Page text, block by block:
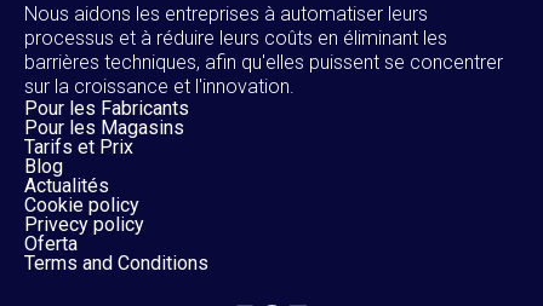
Nous aidons les entreprises à automatiser leurs
processus et à réduire leurs coûts en éliminant les
barrières techniques, afin qu'elles puissent se concentrer
sur la croissance et l'innovation.
Pour les Fabricants
Pour les Magasins
Tarifs et Prix
Blog
Actualités
Cookie policy
Privecy policy
Oferta
Terms and Conditions